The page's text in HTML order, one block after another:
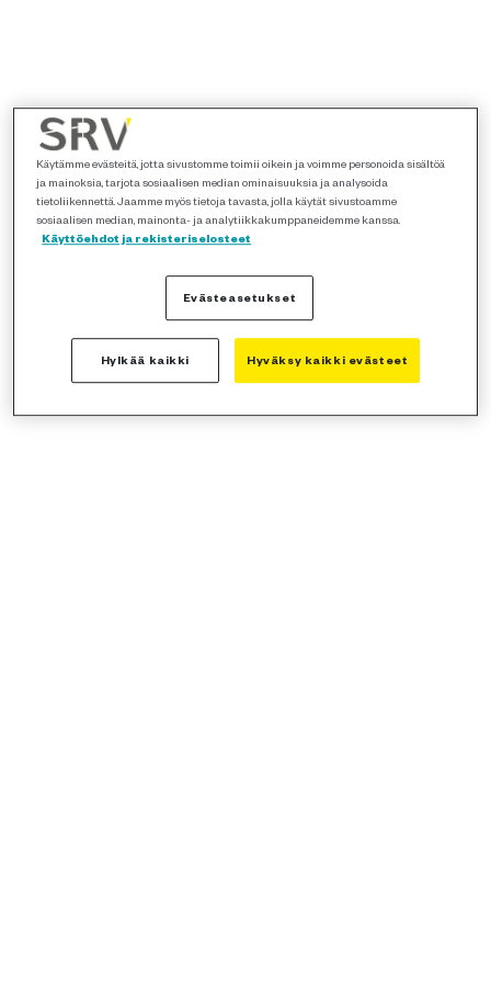
Käytämme evästeitä, jotta sivustomme toimii oikein ja voimme personoida sisältöä
ja mainoksia, tarjota sosiaalisen median ominaisuuksia ja analysoida
tietoliikennettä. Jaamme myös tietoja tavasta, jolla käytät sivustoamme
sosiaalisen median, mainonta- ja analytiikkakumppaneidemme kanssa.
Käyttöehdot ja rekisteriselosteet
Evästeasetukset
Hylkää kaikki Hyväksy kaikki evästeet